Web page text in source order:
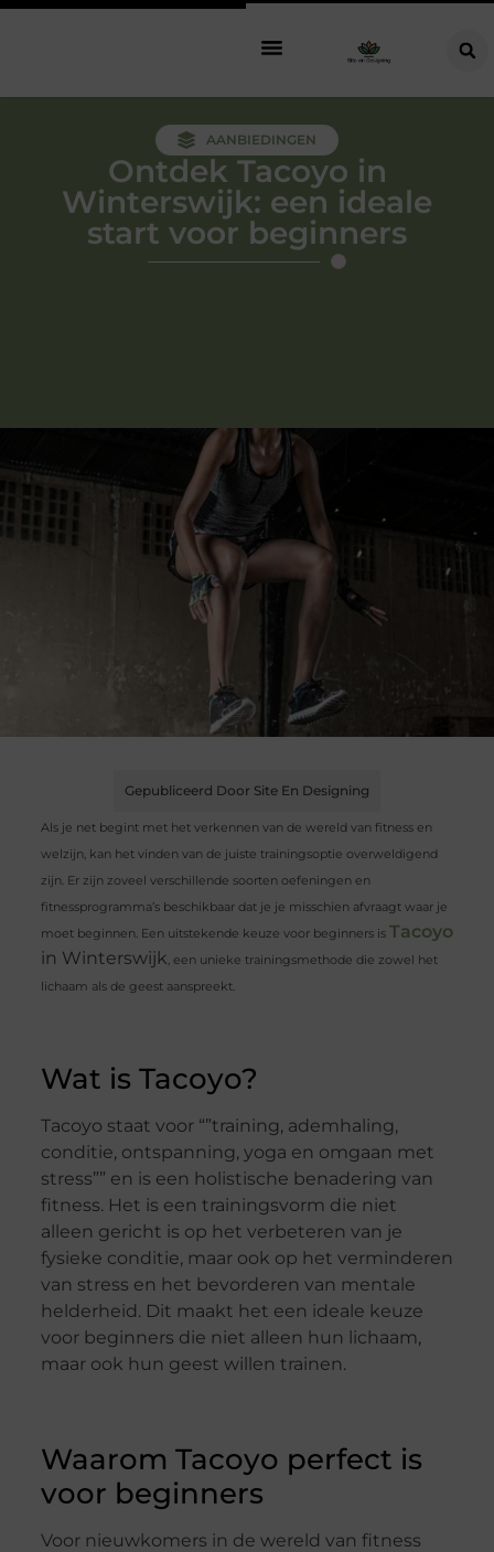
AANBIEDINGEN
Ontdek Tacoyo in
Winterswijk: een ideale
start voor beginners
Gepubliceerd Door Site En Designing
Als je net begint met het verkennen van de wereld van fitness en
welzijn, kan het vinden van de juiste trainingsoptie overweldigend
zijn. Er zijn zoveel verschillende soorten oefeningen en
fitnessprogramma’s beschikbaar dat je je misschien afvraagt waar je
moet beginnen. Een uitstekende keuze voor beginners is Tacoyo
in Winterswijk, een unieke trainingsmethode die zowel het
lichaam als de geest aanspreekt.
Wat is Tacoyo?
Tacoyo staat voor “”training, ademhaling,
conditie, ontspanning, yoga en omgaan met
stress”” en is een holistische benadering van
fitness. Het is een trainingsvorm die niet
alleen gericht is op het verbeteren van je
fysieke conditie, maar ook op het verminderen
van stress en het bevorderen van mentale
helderheid. Dit maakt het een ideale keuze
voor beginners die niet alleen hun lichaam,
maar ook hun geest willen trainen.
Waarom Tacoyo perfect is
voor beginners
Voor nieuwkomers in de wereld van fitness